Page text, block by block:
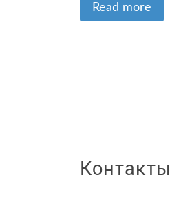
Read more
Контакты